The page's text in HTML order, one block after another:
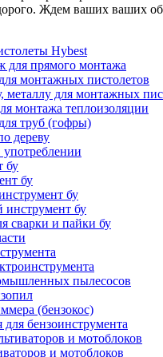
Ждем ваших ваших
Hybest
для прямого монтажа
монтажных пистолетов
металлу для монтажных
монтажа теплоизоляции
труб (гофры)
дереву
бу
бу
бу
бу
сварки и пайки бу
пылесосов
(бензокос)
бензоинструмента
и мотоблоков
и мотоблоков